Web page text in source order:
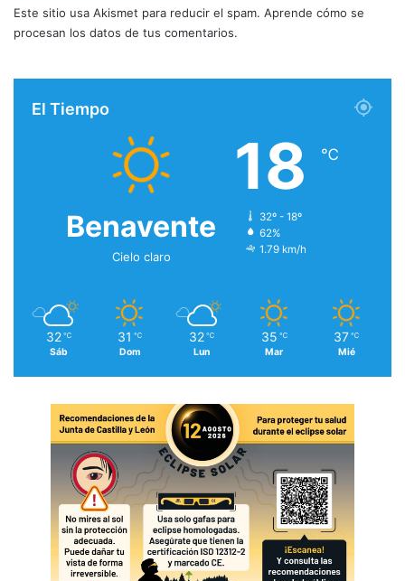
Este sitio usa Akismet para reducir el spam. Aprende cómo se
procesan los datos de tus comentarios.
El Tiempo
Benavente
Cielo claro
18 ℃
32º - 18º
62%
1.79 km/h
32 ℃
Sáb
31 ℃
Dom
32 ℃
Lun
35 ℃
Mar
37 ℃
Mié